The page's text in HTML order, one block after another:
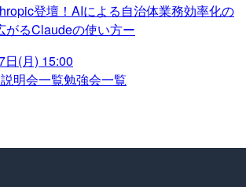
登壇！AIによる自治体業務効率化の
がるClaudeの使い方ー
(月) 15:00
明会一覧勉強会一覧